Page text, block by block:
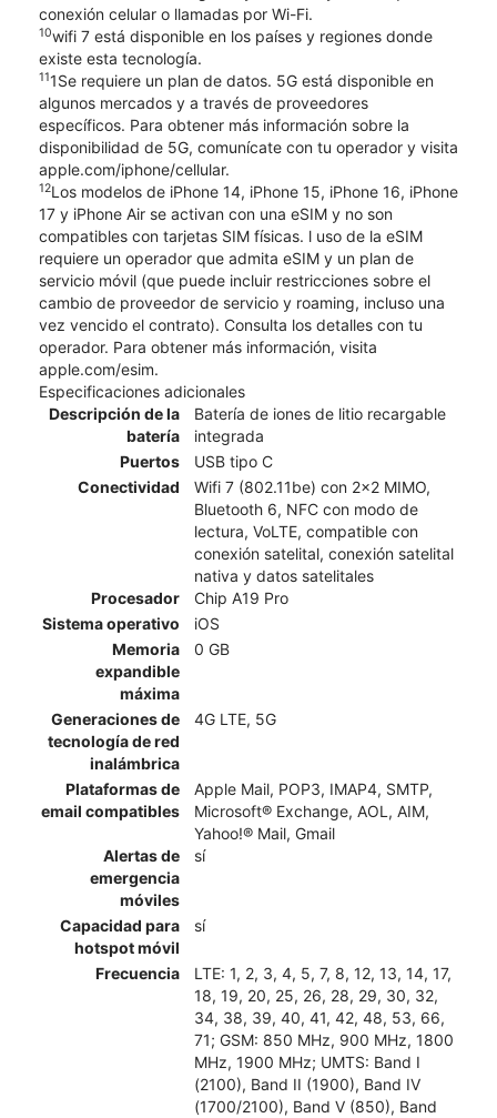
conexión celular o llamadas por Wi-Fi.
10wifi 7 está disponible en los países y regiones donde
existe esta tecnología.
111Se requiere un plan de datos. 5G está disponible en
algunos mercados y a través de proveedores
específicos. Para obtener más información sobre la
disponibilidad de 5G, comunícate con tu operador y visita
apple.com/iphone/cellular.
12Los modelos de iPhone 14, iPhone 15, iPhone 16, iPhone
17 y iPhone Air se activan con una eSIM y no son
compatibles con tarjetas SIM físicas. l uso de la eSIM
requiere un operador que admita eSIM y un plan de
servicio móvil (que puede incluir restricciones sobre el
cambio de proveedor de servicio y roaming, incluso una
vez vencido el contrato). Consulta los detalles con tu
operador. Para obtener más información, visita
apple.com/esim.
Especificaciones adicionales
Descripción de la
batería
Batería de iones de litio recargable
integrada
Puertos
USB tipo C
Conectividad
Wifi 7 (802.11be) con 2x2 MIMO,
Bluetooth 6, NFC con modo de
lectura, VoLTE, compatible con
conexión satelital, conexión satelital
nativa y datos satelitales
Procesador
Chip A19 Pro
Sistema operativo
iOS
Memoria
expandible
máxima
0 GB
Generaciones de
tecnología de red
inalámbrica
4G LTE, 5G
Plataformas de
email compatibles
Apple Mail, POP3, IMAP4, SMTP,
Microsoft® Exchange, AOL, AIM,
Yahoo!® Mail, Gmail
Alertas de
emergencia
móviles
sí
Capacidad para
hotspot móvil
sí
Frecuencia
LTE: 1, 2, 3, 4, 5, 7, 8, 12, 13, 14, 17,
18, 19, 20, 25, 26, 28, 29, 30, 32,
34, 38, 39, 40, 41, 42, 48, 53, 66,
71; GSM: 850 MHz, 900 MHz, 1800
MHz, 1900 MHz; UMTS: Band I
(2100), Band II (1900), Band IV
(1700/2100), Band V (850), Band